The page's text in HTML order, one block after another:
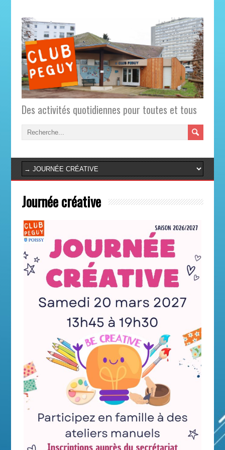
Des activités quotidiennes pour toutes et tous
Journée créative